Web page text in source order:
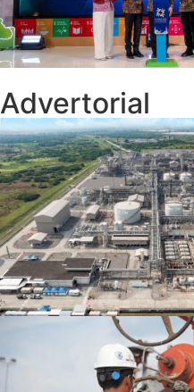
Advertorial